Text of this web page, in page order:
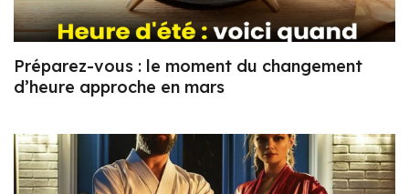
Préparez-vous : le moment du changement
d’heure approche en mars